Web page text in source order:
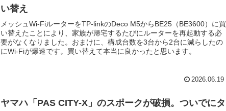
い替え
メッシュWi-FiルーターをTP-linkのDeco M5からBE25（BE3600）に買
い替えたことにより、家族が帰宅するたびにルーターを再起動する必
要がなくなりました。おまけに、構成台数を3台から2台に減らしたの
にWi-Fiが爆速です。買い替えて本当に良かったと思います。
2026.06.19
ヤマハ「PAS CITY-X」のスポークが破損。ついでにタ